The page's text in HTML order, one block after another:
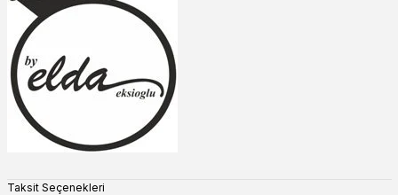
Taksit Seçenekleri